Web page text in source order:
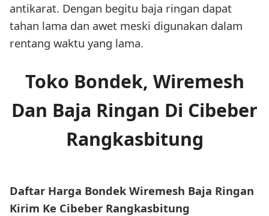
antikarat. Dengan begitu baja ringan dapat
tahan lama dan awet meski digunakan dalam
rentang waktu yang lama.
Toko Bondek, Wiremesh
Dan Baja Ringan Di Cibeber
Rangkasbitung
Daftar Harga Bondek Wiremesh Baja Ringan
Kirim Ke Cibeber Rangkasbitung